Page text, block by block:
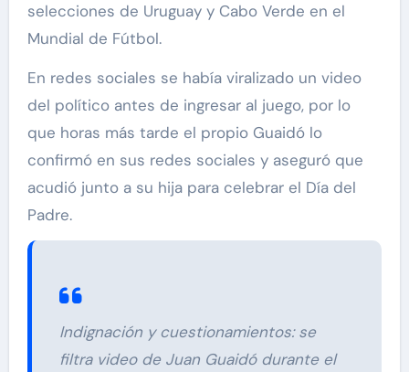
selecciones de Uruguay y Cabo Verde en el
Mundial de Fútbol.
En redes sociales se había viralizado un video
del político antes de ingresar al juego, por lo
que horas más tarde el propio Guaidó lo
confirmó en sus redes sociales y aseguró que
acudió junto a su hija para celebrar el Día del
Padre.
Indignación y cuestionamientos: se
filtra video de Juan Guaidó durante el